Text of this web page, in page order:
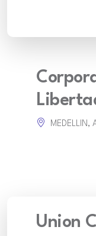
MEDELLIN,
Union